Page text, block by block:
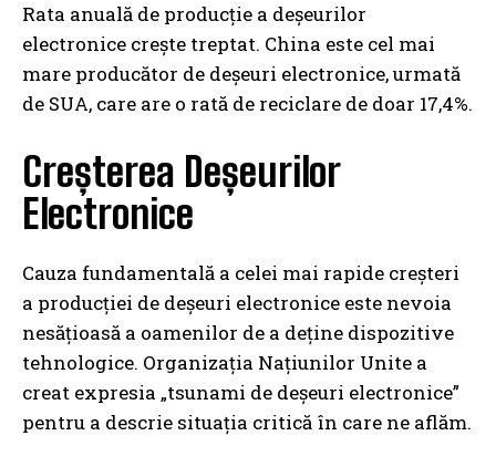
Rata anuală de producție a deșeurilor
electronice crește treptat. China este cel mai
mare producător de deșeuri electronice, urmată
de SUA, care are o rată de reciclare de doar 17,4%.
Creșterea Deșeurilor
Electronice
Cauza fundamentală a celei mai rapide creșteri
a producției de deșeuri electronice este nevoia
nesățioasă a oamenilor de a deține dispozitive
tehnologice. Organizația Națiunilor Unite a
creat expresia „tsunami de deșeuri electronice”
pentru a descrie situația critică în care ne aflăm.